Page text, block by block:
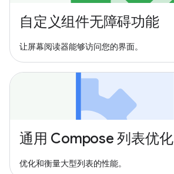
自定义组件无障碍功能
让屏幕阅读器能够访问您的界面。
通用 Compose 列表优化
优化和衡量大型列表的性能。